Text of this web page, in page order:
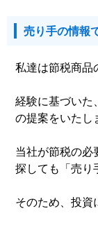
売り手の情報
私達は節税商品
経験に基づいた
の提案をいたし
当社が節税の必
探しても「売り
そのため、投資